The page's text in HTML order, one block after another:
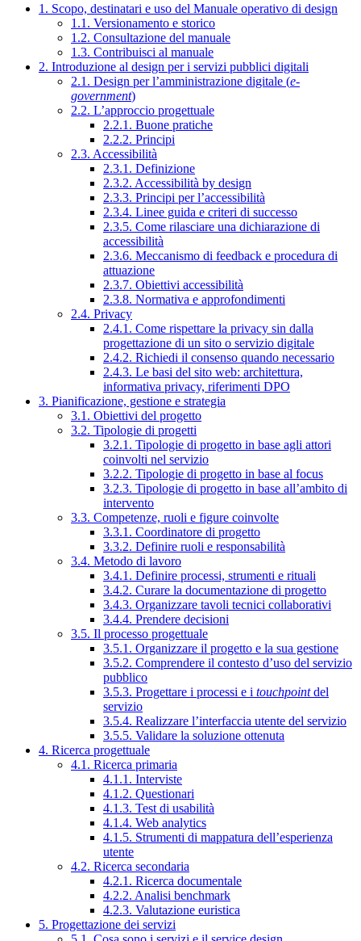
1. Scopo, destinatari e uso del Manuale operativo di design
1.1. Versionamento e storico
1.2. Consultazione del manuale
1.3. Contribuisci al manuale
2. Introduzione al design per i servizi pubblici digitali
2.1. Design per l’amministrazione digitale (e-
government)
2.2. L’approccio progettuale
2.2.1. Buone pratiche
2.2.2. Principi
2.3. Accessibilità
2.3.1. Definizione
2.3.2. Accessibilità by design
2.3.3. Principi per l’accessibilità
2.3.4. Linee guida e criteri di successo
2.3.5. Come rilasciare una dichiarazione di
accessibilità
2.3.6. Meccanismo di feedback e procedura di
attuazione
2.3.7. Obiettivi accessibilità
2.3.8. Normativa e approfondimenti
2.4. Privacy
2.4.1. Come rispettare la privacy sin dalla
progettazione di un sito o servizio digitale
2.4.2. Richiedi il consenso quando necessario
2.4.3. Le basi del sito web: architettura,
informativa privacy, riferimenti DPO
3. Pianificazione, gestione e strategia
3.1. Obiettivi del progetto
3.2. Tipologie di progetti
3.2.1. Tipologie di progetto in base agli attori
coinvolti nel servizio
3.2.2. Tipologie di progetto in base al focus
3.2.3. Tipologie di progetto in base all’ambito di
intervento
3.3. Competenze, ruoli e figure coinvolte
3.3.1. Coordinatore di progetto
3.3.2. Definire ruoli e responsabilità
3.4. Metodo di lavoro
3.4.1. Definire processi, strumenti e rituali
3.4.2. Curare la documentazione di progetto
3.4.3. Organizzare tavoli tecnici collaborativi
3.4.4. Prendere decisioni
3.5. Il processo progettuale
3.5.1. Organizzare il progetto e la sua gestione
3.5.2. Comprendere il contesto d’uso del servizio
pubblico
3.5.3. Progettare i processi e i touchpointdel
servizio
3.5.4. Realizzare l’interfaccia utente del servizio
3.5.5. Validare la soluzione ottenuta
4. Ricerca progettuale
4.1. Ricerca primaria
4.1.1. Interviste
4.1.2. Questionari
4.1.3. Test di usabilità
4.1.4. Web analytics
4.1.5. Strumenti di mappatura dell’esperienza
utente
4.2. Ricerca secondaria
4.2.1. Ricerca documentale
4.2.2. Analisi benchmark
4.2.3. Valutazione euristica
5. Progettazione dei servizi